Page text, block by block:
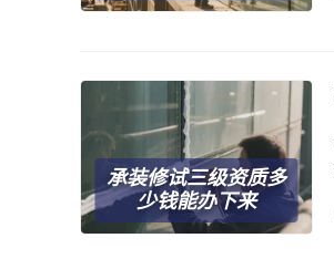
承装修试三级资质多
少钱能办下来